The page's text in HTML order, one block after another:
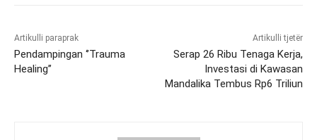
Artikulli paraprak
Pendampingan ‘’Trauma
Healing’’
Artikulli tjetër
Serap 26 Ribu Tenaga Kerja,
Investasi di Kawasan
Mandalika Tembus Rp6 Triliun